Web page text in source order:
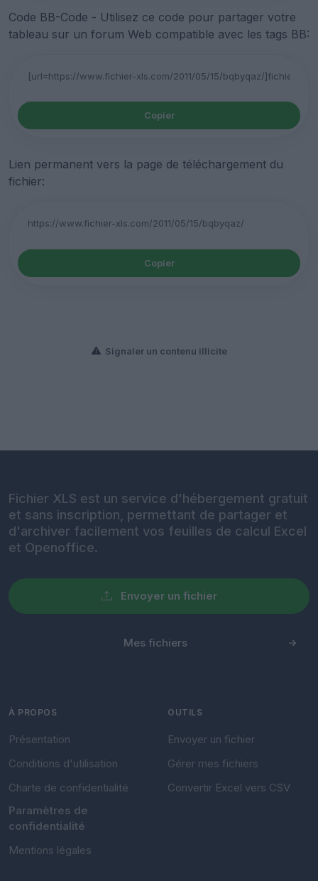
Code BB-Code - Utilisez ce code pour partager votre
tableau sur un forum Web compatible avec les tags BB:
Copier
Lien permanent vers la page de téléchargement du
fichier:
Copier
Signaler un contenu illicite
Fichier XLS est un service d'hébergement gratuit
et sans inscription, permettant de partager et
d'archiver facilement vos feuilles de calcul Excel
et Openoffice.
Envoyer un fichier
Mes fichiers
À PROPOS
Présentation
Conditions d'utilisation
Charte de confidentialité
Paramètres de
confidentialité
Mentions légales
OUTILS
Envoyer un fichier
Gérer mes fichiers
Convertir Excel vers CSV